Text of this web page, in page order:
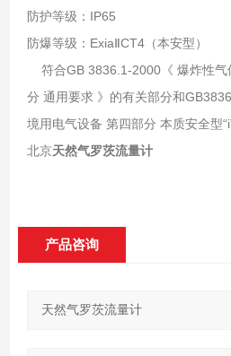
防护等级：IP65
防爆等级：ExiaⅡCT4（本安型）
符合GB 3836.1-2000《 爆炸性气
分 通用要求 》的有关部分和
境用电气设备 第四部分 本质安全型
北京天然气罗茨流量计
产品咨询